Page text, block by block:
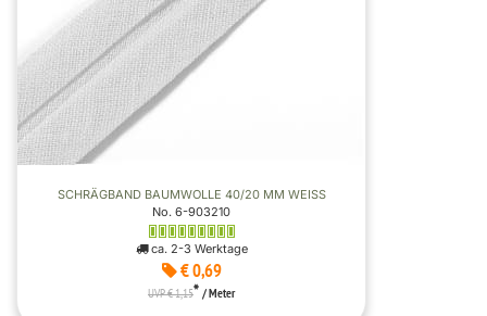
SCHRÄGBAND BAUMWOLLE 40/20 MM WEISS
No. 6-903210
ca. 2-3 Werktage
€ 0,69
UVP € 1,15* / Meter